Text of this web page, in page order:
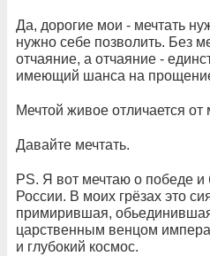
Да, дорогие мои - мечтать
нужно себе позволить. Без
отчаяние, а отчаяние -
имеющий шанса на
Мечтой живое отличается от
Давайте мечтать.
PS. Я вот мечтаю о победе и
России. В моих грёзах это
примирившая,
царственным венцом
и глубокий космос.